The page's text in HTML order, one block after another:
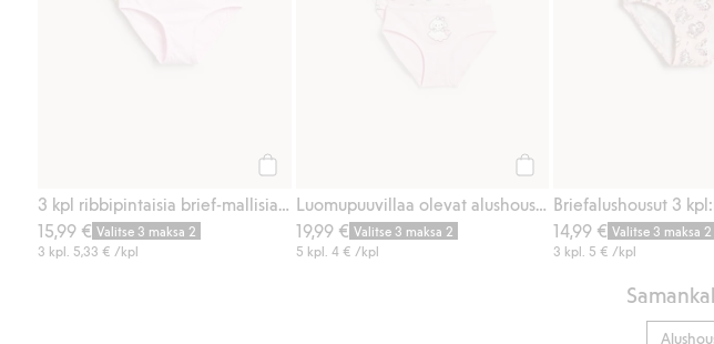
3 kpl ribbipintaisia brief-mallisia alushousuja
15,99 € Valitse 3 maksa 2
3 kpl. 5,33 € /kpl
Luomupuuvillaa olevat alushousut, 5-pack
19,99 € Valitse 3 maksa 2
5 kpl. 4 € /kpl
Briefalushousut 3
14,99 € Valitse 3 maksa 2
3 kpl. 5 € /kpl